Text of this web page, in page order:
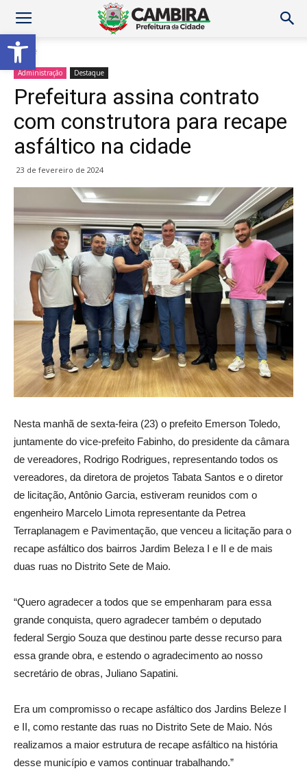
Abrir a barra de ferramentas
Home
Administração Destaque
Prefeitura assina contrato
com construtora para recape
asfáltico na cidade
23 de fevereiro de 2024
Nesta manhã de sexta-feira (23) o prefeito Emerson Toledo,
juntamente do vice-prefeito Fabinho, do presidente da câmara
de vereadores, Rodrigo Rodrigues, representando todos os
vereadores, da diretora de projetos Tabata Santos e o diretor
de licitação, Antônio Garcia, estiveram reunidos com o
engenheiro Marcelo Limota representante da Petrea
Terraplanagem e Pavimentação, que venceu a licitação para o
recape asfáltico dos bairros Jardim Beleza I e II e de mais
duas ruas no Distrito Sete de Maio.
“Quero agradecer a todos que se empenharam para essa
grande conquista, quero agradecer também o deputado
federal Sergio Souza que destinou parte desse recurso para
essa grande obra, e estendo o agradecimento ao nosso
secretário de obras, Juliano Sapatini.
Era um compromisso o recape asfáltico dos Jardins Beleze I
e II, como restante das ruas no Distrito Sete de Maio. Nós
realizamos a maior estrutura de recape asfáltico na história
desse município e vamos continuar trabalhando.”